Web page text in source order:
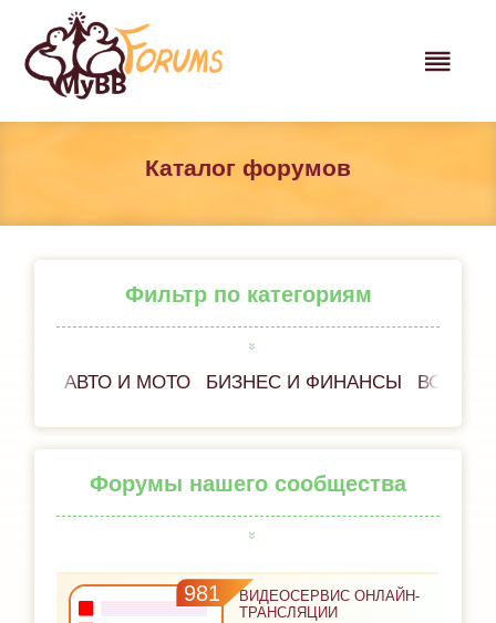
Каталог форумов
Фильтр по категориям
АВТО И МОТО БИЗНЕС И ФИНАНСЫ ВСЁ
Форумы нашего сообщества
981
ВИДЕОСЕРВИС ОНЛАЙН-
ТРАНСЛЯЦИИ